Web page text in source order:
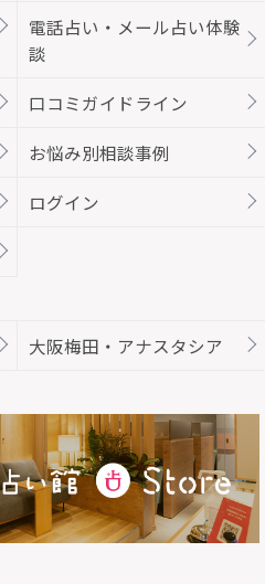
電話占い・メール占い体験
談
口コミガイドライン
お悩み別相談事例
ログイン
大阪梅田・アナスタシア